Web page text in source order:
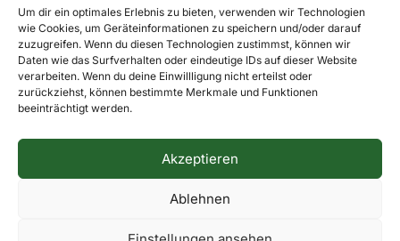
Um dir ein optimales Erlebnis zu bieten, verwenden wir Technologien
wie Cookies, um Geräteinformationen zu speichern und/oder darauf
zuzugreifen. Wenn du diesen Technologien zustimmst, können wir
Daten wie das Surfverhalten oder eindeutige IDs auf dieser Website
verarbeiten. Wenn du deine Einwillligung nicht erteilst oder
zurückziehst, können bestimmte Merkmale und Funktionen
beeinträchtigt werden.
Akzeptieren
Ablehnen
Impressum Datenschutzerklärung Dorfkontakte